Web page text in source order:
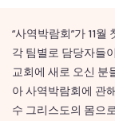
“사역박람회”가 11
각 팀별로 담당자들
교회에 새로 오신 분
아 사역박람회에 관
수 그리스도의 몸으